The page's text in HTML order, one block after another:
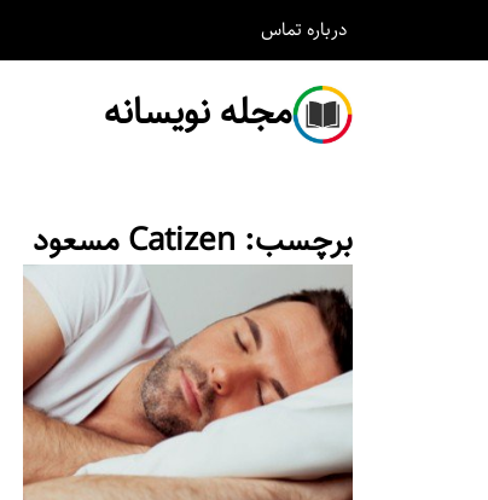
درباره تماس
مجله نویسانه
برچسب: Catizen مسعود